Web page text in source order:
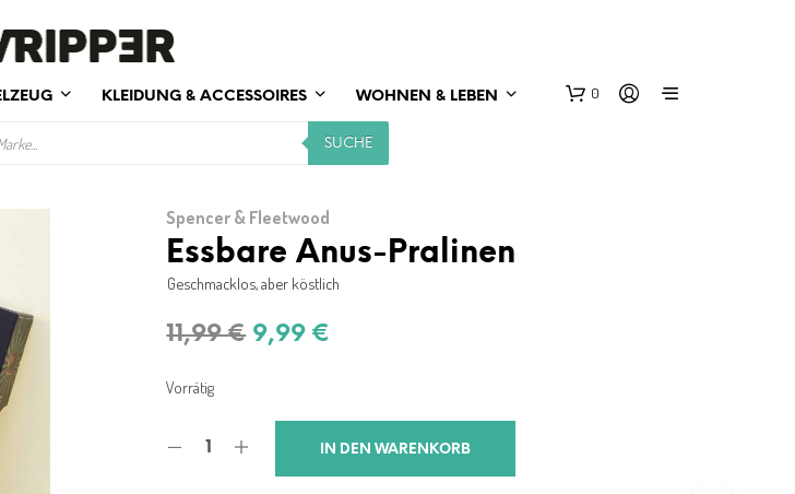
KLEIDUNG & ACCESSOIRES WOHNEN & LEBEN 0
SUCHE
Spencer & Fleetwood
Essbare Anus-Pralinen
Geschmacklos, aber köstlich
11,99€ Ursprünglicher
11,99 €
9,99€
9,99 €.
Vorrätig
IN DEN WARENKORB